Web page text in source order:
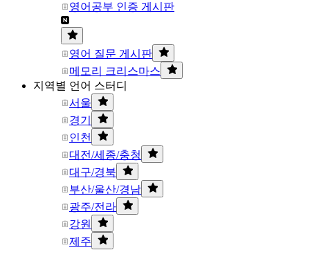
영어공부 인증 게시판
영어 질문 게시판
메모리 크리스마스
지역별 언어 스터디
서울
경기
인천
대전/세종/충청
대구/경북
부산/울산/경남
광주/전라
강원
제주